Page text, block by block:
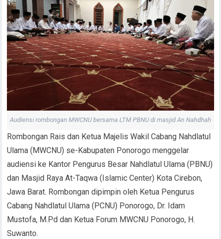
Audiensi rombongan MWCNU bersama LTM PBNU di masjid An Nahdhah
Rombongan Rais dan Ketua Majelis Wakil Cabang Nahdlatul
Ulama (MWCNU) se-Kabupaten Ponorogo menggelar
audiensi ke Kantor Pengurus Besar Nahdlatul Ulama (PBNU)
dan Masjid Raya At-Taqwa (Islamic Center) Kota Cirebon,
Jawa Barat. Rombongan dipimpin oleh Ketua Pengurus
Cabang Nahdlatul Ulama (PCNU) Ponorogo, Dr. Idam
Mustofa, M.Pd dan Ketua Forum MWCNU Ponorogo, H.
Suwanto.